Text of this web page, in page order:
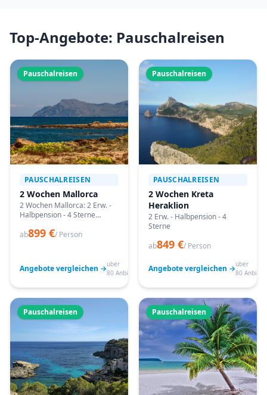
Top-Angebote: Pauschalreisen
Pauschalreisen
PAUSCHALREISEN
2 Wochen Mallorca
2 Wochen Mallorca: 2 Erw. -
Halbpension - 4 Sterne
passende Termine prüfen
ab899 €/ Person
Angebote vergleichen →über
80 Anbieter
Pauschalreisen
PAUSCHALREISEN
2 Wochen Kreta
Heraklion
2 Erw. - Halbpension - 4
Sterne
ab849 €/ Person
Angebote vergleichen →über
80
Pauschalreisen Pauschalreisen